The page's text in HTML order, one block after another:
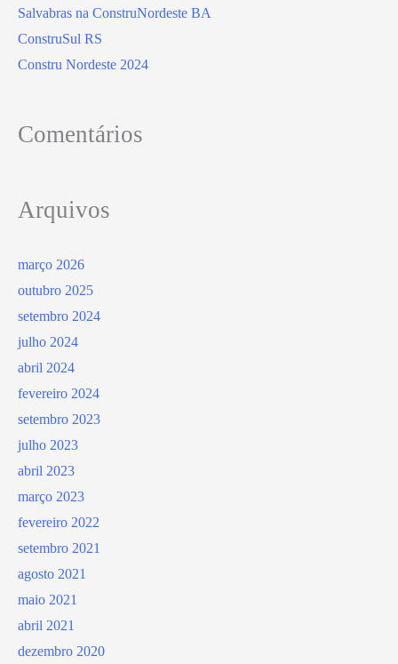
Salvabras na ConstruNordeste BA
ConstruSul RS
Constru Nordeste 2024
Comentários
Arquivos
março 2026
outubro 2025
setembro 2024
julho 2024
abril 2024
fevereiro 2024
setembro 2023
julho 2023
abril 2023
março 2023
fevereiro 2022
setembro 2021
agosto 2021
maio 2021
abril 2021
dezembro 2020